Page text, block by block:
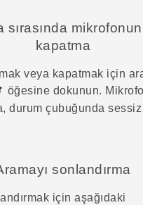
sırasında
kapatma
veya kapatmak için
öğesine dokunun.
durum çubuğunda
sonlandırma
için aşağıdaki